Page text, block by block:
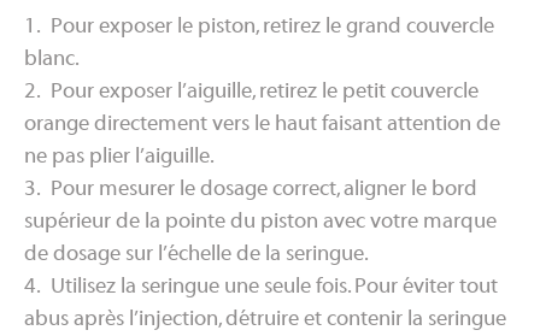
1. Pour exposer le piston, retirez le grand couvercle
blanc.
2. Pour exposer l’aiguille, retirez le petit couvercle
orange directement vers le haut faisant attention de
ne pas plier l’aiguille.
3. Pour mesurer le dosage correct, aligner le bord
supérieur de la pointe du piston avec votre marque
de dosage sur l’échelle de la seringue.
4. Utilisez la seringue une seule fois. Pour éviter tout
abus après l’injection, détruire et contenir la seringue